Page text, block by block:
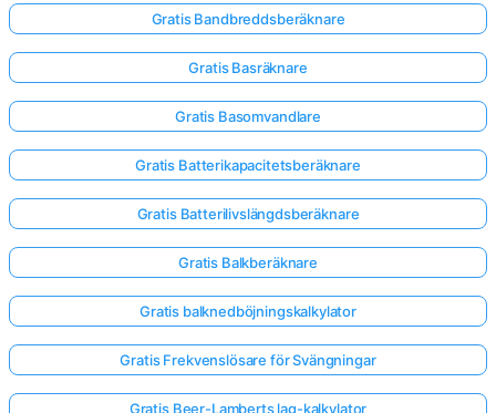
Gratis Bandbreddsberäknare
Gratis Basräknare
Gratis Basomvandlare
Gratis Batterikapacitetsberäknare
Gratis Batterilivslängdsberäknare
Gratis Balkberäknare
Gratis balknedböjningskalkylator
Gratis Frekvenslösare för Svängningar
Gratis Beer-Lamberts lag-kalkylator